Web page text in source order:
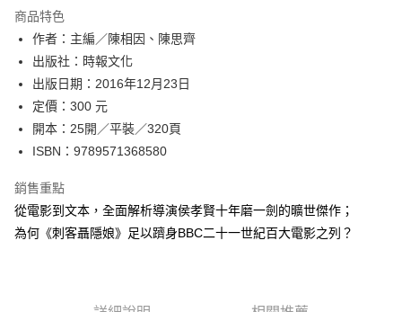
運送方式
付款後全家取貨
每筆NT$60，滿NT$499(含以上)免運費
付款後7-11取貨
每筆NT$60，滿NT$499(含以上)免運費
宅配
每筆NT$100，滿NT$499(含以上)免運費
商品特色
作者：主編／陳相因、陳思齊
出版社：時報文化
出版日期：2016年12月23日
定價：300 元
開本：25開／平裝／320頁
ISBN：9789571368580
銷售重點
從電影到文本，全面解析導演侯孝賢十年磨一劍的曠世傑作；
為何《刺客聶隱娘》足以躋身BBC二十一世紀百大電影之列？